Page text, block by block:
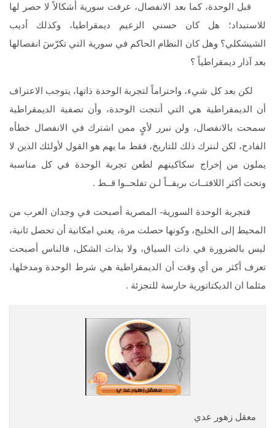
قبل الوحدة، كما بعد الانفصال، عرفت سورية أشكالاً لا حصر لها
للاستبداد؛ هل كان حسني الزعيم ديمقراطيا، وكذلك أديب
الشيشكلي؟ وهل كان النظام الحاكم في سورية التي تكرّسَ انفصالها
بعد آذار ديمقراطياً ؟
لكن بعد كل شيء، واحتراماً لتجربة الوحدة ذاتها، يتوجب الاعتراف
أن الديمقراطية هي التي أنتجت الوحدة، وأن تصفية الديمقراطية
سمحت بالانفصال، ولن نبرر لأيٍ ممن اشترك في الانفصال خطأه
الفادح، لكن لنترك ذلك للتاريخ، فقط ما يهم هو القول لأولئك الذين لا
يملون من إخراج سكاكينهم لطعن تجربة الوحدة في كل مناسبة
وتحت أكثر اللافتــات بريقــاً لـن تفلحــوا قــط .
فتجربة الوحدة السورية- المصرية أصبحت في وجدان العرب من
المحيط إلى الخليج، وكونها حصلت مرة، يعني امكانية أن تحصل ثانية،
ليس بالضرورة في ذات السياق، ولا بذات الشكل، فالناس أصبحت
تعرف أكثر من أي وقت أن الديمقراطية هي شرط الوحدة ومدخلها،
مثلما ان الديكتاتورية حارسة للتجزئة .
معقل زهور عدي